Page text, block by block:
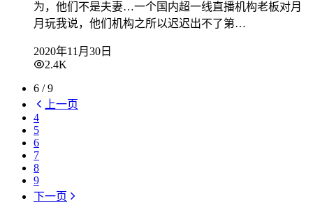
为，他们不是夫妻…一个国内超一线直播机构老板对月
月玩我说，他们机构之所以迟迟出不了第…
2020年11月30日
2.4K
6 / 9
上一页
4
5
6
7
8
9
下一页